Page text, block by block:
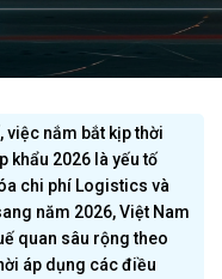
nắm bắt kịp thời
khẩu 2026 là yếu tố
chi phí Logistics và
năm 2026, Việt Nam
quan sâu rộng theo
áp dụng các điều